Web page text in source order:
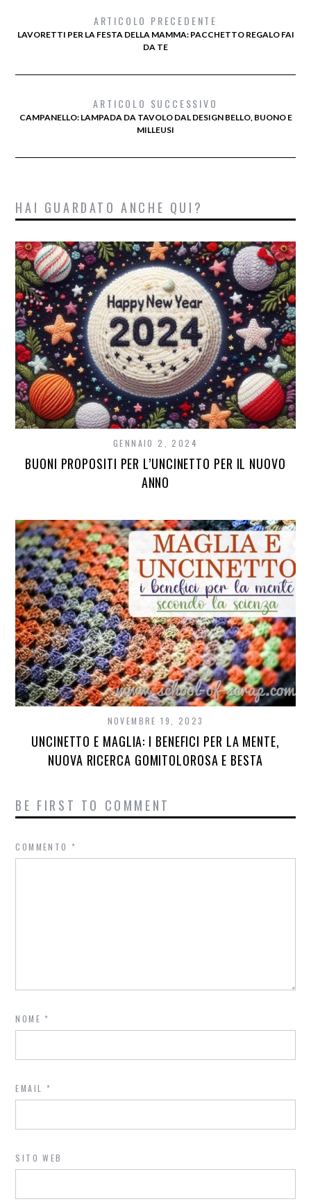
ARTICOLO PRECEDENTE
LAVORETTI PER LA FESTA DELLA MAMMA: PACCHETTO REGALO FAI
DA TE
ARTICOLO SUCCESSIVO
CAMPANELLO: LAMPADA DA TAVOLO DAL DESIGN BELLO, BUONO E
MILLEUSI
HAI GUARDATO ANCHE QUI?
GENNAIO 2, 2024
BUONI PROPOSITI PER L’UNCINETTO PER IL NUOVO
ANNO
NOVEMBRE 19, 2023
UNCINETTO E MAGLIA: I BENEFICI PER LA MENTE,
NUOVA RICERCA GOMITOLOROSA E BESTA
BE FIRST TO COMMENT
COMMENTO*
NOME*
EMAIL *
SITO WEB